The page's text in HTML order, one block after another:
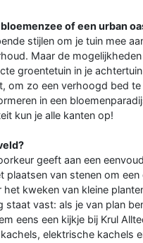
of een urban
stijlen om je tuin mee
Maar de
groentetuin in je
om zo een verhoogd bed
in een
kun je alle kanten op!
geeft aan een
plaatsen van stenen om
kweken van kleine
staat vast: als je van plan
eens een kijkje bij Krul
elektrische kachels